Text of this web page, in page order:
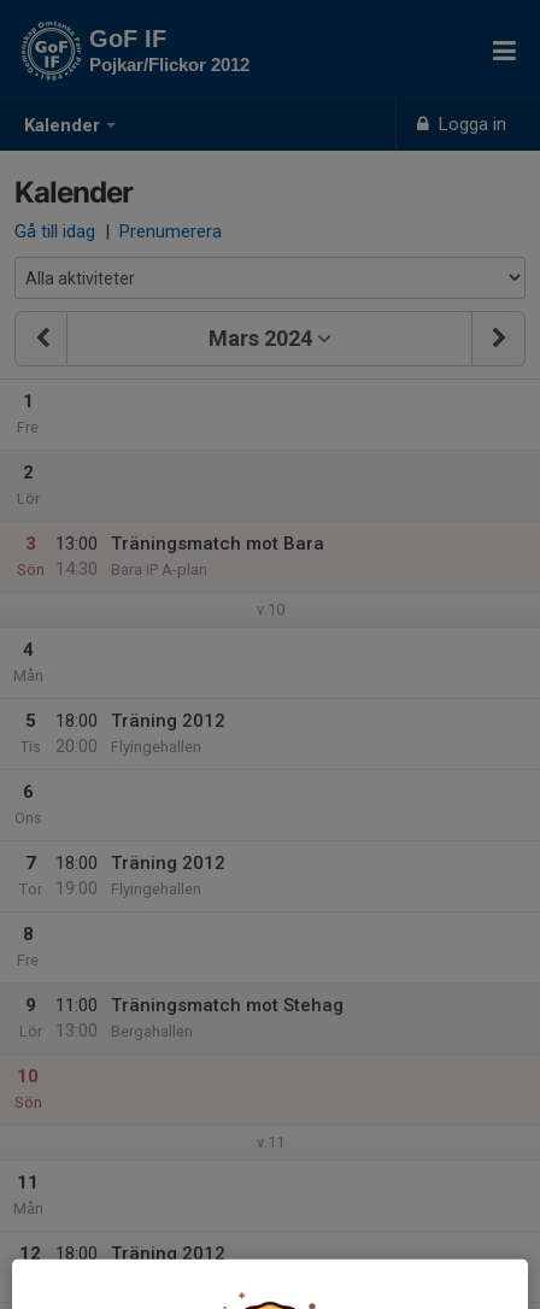
Kalender Logga in
GoF IF
Pojkar/Flickor 2012
Kalender
Gå till idag | Prenumerera
Mars 2024
1
Fre
2
Lör
3
Sön
13:00
14:30
Träningsmatch mot Bara
Bara IP A-plan
v.10
4
Mån
5
Tis
18:00
20:00
Träning 2012
Flyingehallen
6
Ons
7
Tor
18:00
19:00
Träning 2012
Flyingehallen
8
Fre
9
Lör
11:00
13:00
Träningsmatch mot Stehag
Bergahallen
10
Sön
v.11
11
Mån
12
18:00
Träning 2012